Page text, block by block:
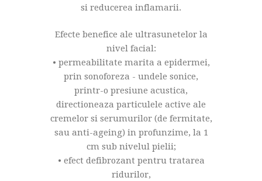
si reducerea inflamarii.
Efecte benefice ale ultrasunetelor la
nivel facial:
• permeabilitate marita a epidermei,
prin sonoforeza - undele sonice,
printr-o presiune acustica,
directioneaza particulele active ale
cremelor si serumurilor (de fermitate,
sau anti-ageing) in profunzime, la 1
cm sub nivelul pielii;
• efect defibrozant pentru tratarea
ridurilor,